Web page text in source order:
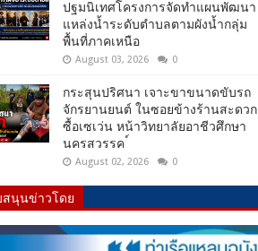
ปฐมนิเทศโครงการจัดทำแผนพัฒนา
แหล่งน้ำระดับตำบลตามผังน้ำกลุ่ม
พื้นที่ภาคเหนือ
August 03, 2026 0
กระสุนปริศนา เจาะขาขนาดขับรถ
จักรยานยนต์ ในซอยข้างร้านสะดวก
ซื้อเซเว่น หน้าวิทยาลัยอาชีวศึกษา
นครสวรรค ์
August 02, 2026 0
นุนข่าวโดย